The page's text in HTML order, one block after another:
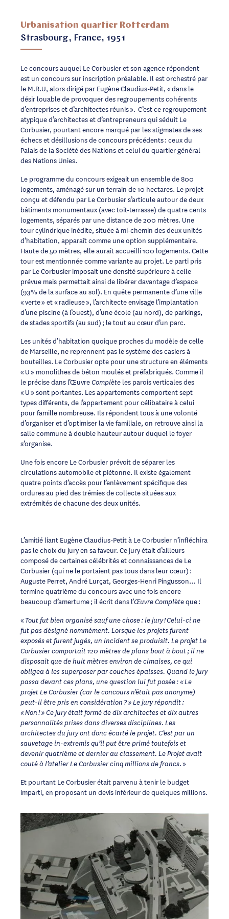
Urbanisation quartier Rotterdam
Strasbourg, France, 1951
Le concours auquel Le Corbusier et son agence répondent
est un concours sur inscription préalable. Il est orchestré par
le M.R.U, alors dirigé par Eugène Claudius-Petit, « dans le
désir louable de provoquer des regroupements cohérents
d’entreprises et d’architectes réunis ». C’est ce regroupement
atypique d’architectes et d’entrepreneurs qui séduit Le
Corbusier, pourtant encore marqué par les stigmates de ses
échecs et désillusions de concours précédents : ceux du
Palais de la Société des Nations et celui du quartier général
des Nations Unies.
Le programme du concours exigeait un ensemble de 800
logements, aménagé sur un terrain de 10 hectares. Le projet
conçu et défendu par Le Corbusier s’articule autour de deux
bâtiments monumentaux (avec toit-terrasse) de quatre cents
logements, séparés par une distance de 200 mètres. Une
tour cylindrique inédite, située à mi-chemin des deux unités
d’habitation, apparaît comme une option supplémentaire.
Haute de 50 mètres, elle aurait accueilli 100 logements. Cette
tour est mentionnée comme variante au projet. Le parti pris
par Le Corbusier imposait une densité supérieure à celle
prévue mais permettait ainsi de libérer davantage d’espace
(93% de la surface au sol). En quête permanente d’une ville
« verte » et « radieuse », l’architecte envisage l’implantation
d’une piscine (à l’ouest), d’une école (au nord), de parkings,
de stades sportifs (au sud) ; le tout au cœur d’un parc.
Les unités d’habitation quoique proches du modèle de celle
de Marseille, ne reprennent pas le système des casiers à
bouteilles. Le Corbusier opte pour une structure en éléments
« U » monolithes de béton moulés et préfabriqués. Comme il
le précise dans l’ŒuvreComplète les parois verticales des
« U » sont portantes. Les appartements comportent sept
types différents, de l’appartement pour célibataire à celui
pour famille nombreuse. Ils répondent tous à une volonté
d’organiser et d’optimiser la vie familiale, on retrouve ainsi la
salle commune à double hauteur autour duquel le foyer
s’organise.
Une fois encore Le Corbusier prévoit de séparer les
circulations automobile et piétonne. Il existe également
quatre points d’accès pour l’enlèvement spécifique des
ordures au pied des trémies de collecte situées aux
extrémités de chacune des deux unités.
L’amitié liant Eugène Claudius-Petit à Le Corbusier n’infléchira
pas le choix du jury en sa faveur. Ce jury était d’ailleurs
composé de certaines célébrités et connaissances de Le
Corbusier (qui ne le portaient pas tous dans leur cœur) :
Auguste Perret, André Lurçat, Georges-Henri Pingusson… Il
termine quatrième du concours avec une fois encore
beaucoup d’amertume ; il écrit dans l’ŒuvreComplèteque :
«Tout fut bien organisé sauf une chose : le jury ! Celui-ci ne
fut pas désigné nommément. Lorsque les projets furent
exposés et furent jugés, un incident se produisit. Le projet Le
Corbusier comportait 120 mètres de plans bout à bout ; il ne
disposait que de huit mètres environ de cimaises, ce qui
obligea à les superposer par couches épaisses. Quand le jury
passa devant ces plans, une question lui fut posée : « Le
projet Le Corbusier (car le concours n’était pas anonyme)
peut-il être pris en considération ? » Le jury répondit :
« Non ! » Ce jury était formé de dix architectes et dix autres
personnalités prises dans diverses disciplines. Les
architectes du jury ont donc écarté le projet. C’est par un
sauvetage in-extremis qu’il put être primé toutefois et
devenir quatrième et dernier au classement. Le Projet avait
couté à l’atelier Le Corbusier cinq millions de francs. »
Et pourtant Le Corbusier était parvenu à tenir le budget
imparti, en proposant un devis inférieur de quelques millions.